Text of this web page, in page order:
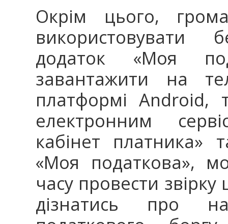
Окрім цього,
використовувати
додаток «Моя
завантажити на
платформі Android,
електронним
кабінет платника»
«Моя податкова»,
часу провести
дізнатись про